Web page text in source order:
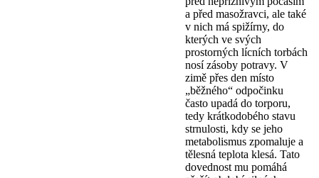
a před masožravci, ale také
v nich má spižírny, do
kterých ve svých
prostorných lícních torbách
nosí zásoby potravy. V
zimě přes den místo
„běžného“ odpočinku
často upadá do torporu,
tedy krátkodobého stavu
strnulosti, kdy se jeho
metabolismus zpomaluje a
tělesná teplota klesá. Tato
dovednost mu pomáhá